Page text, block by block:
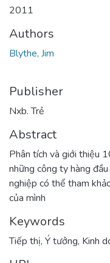
2011
Authors
Blythe, Jim
Publisher
Nxb. Trẻ
Abstract
Phân tích và giới thiệu
những công ty hàng
nghiệp có thể tham
của mình
Keywords
Tiếp thị, Ý tưởng, Kinh